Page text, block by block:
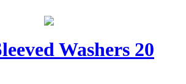
Washers 20